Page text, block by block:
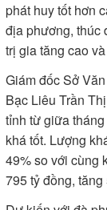
phát huy tốt hơn
địa phương, thúc
trị gia tăng cao
Giám đốc Sở
Bạc Liêu Trần
tỉnh từ giữa
khá tốt. Lượng
49% so với cùng
795 tỷ đồng,